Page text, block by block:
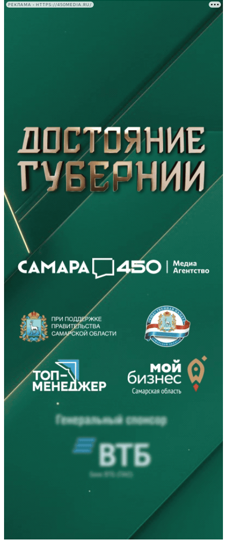
РЕКЛАМА • HTTPS://450MEDIA.RU/